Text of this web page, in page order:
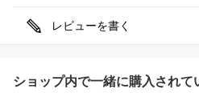
レビューを書く
ショップ内で一緒に購入されて